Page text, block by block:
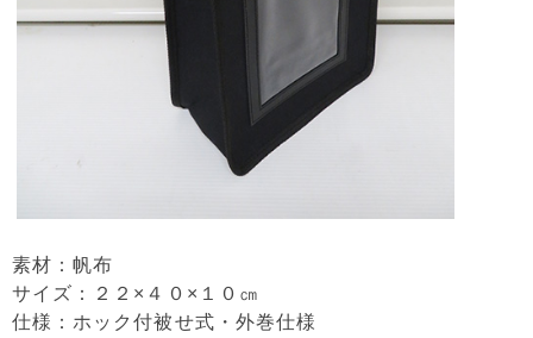
素材：帆布
サイズ：２２×４０×１０㎝
仕様：ホック付被せ式・外巻仕様